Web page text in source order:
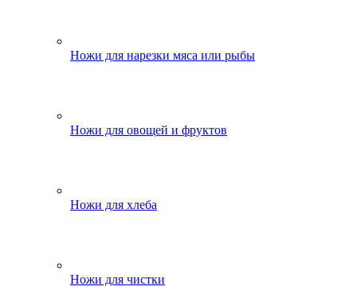
Ножи для нарезки мяса или рыбы
Ножи для овощей и фруктов
Ножи для хлеба
Ножи для чистки